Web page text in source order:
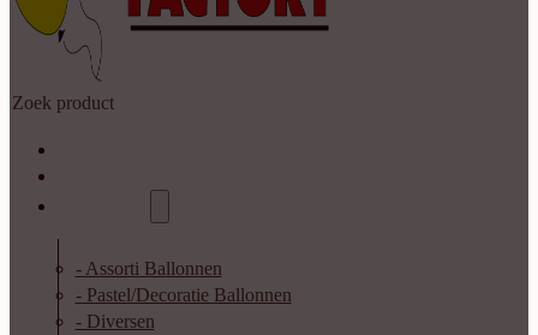
Zoeken
- Assorti Ballonnen
- Pastel/Decoratie Ballonnen
- Diversen